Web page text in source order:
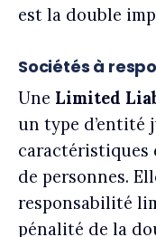
est la double
Sociétés à
Une Limited
un type d’entité
caractéristiques
de personnes.
responsabilité
pénalité de la